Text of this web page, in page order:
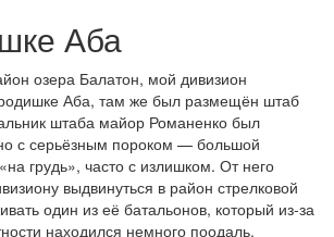
Аба
озера Балатон, мой дивизион
Аба, там же был размещён штаб
штаба майор Романенко был
с серьёзным пороком — большой
грудь», часто с излишком. От него
выдвинуться в район стрелковой
один из её батальонов, который из-за
находился немного поодаль.